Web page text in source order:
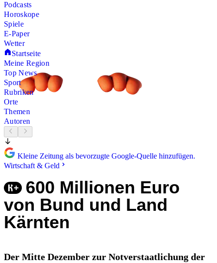
Podcasts
Horoskope
Spiele
E-Paper
Wetter
Startseite
Meine Region
Top News
Sport
Rubriken
Orte
Themen
Autoren
Kleine Zeitung als bevorzugte Google-Quelle hinzufügen.
Wirtschaft & Geld
600 Millionen Euro
von Bund und Land
Kärnten
Der Mitte Dezember zur Notverstaatlichung der